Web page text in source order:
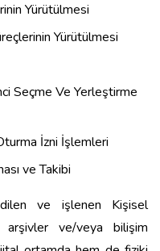
Yürütülmesi
Yürütülmesi
Seçme Ve Yerleştirme
İzni İşlemleri
ve Takibi
ve işlenen Kişisel
ve/veya bilişim